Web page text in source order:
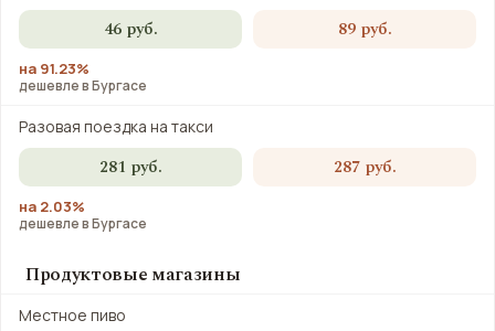
46 руб. 89 руб.
на 91.23%
дешевле в Бургасе
Разовая поездка на такси
281 руб. 287 руб.
на 2.03%
дешевле в Бургасе
Продуктовые магазины
Местное пиво